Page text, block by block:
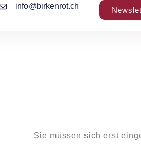
info@birkenrot.ch
Sie müssen sich erst